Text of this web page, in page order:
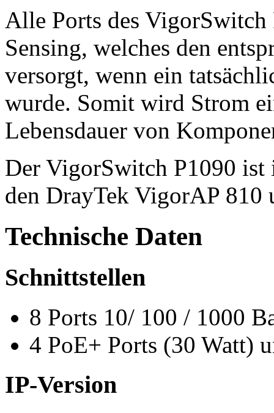
Alle Ports des
Sensing, welches den
versorgt, wenn ein
wurde. Somit wird Strom
Lebensdauer von
Der VigorSwitch P1090 ist
den DrayTek VigorAP 810
Technische Daten
Schnittstellen
8 Ports 10/ 100 / 1000
4 PoE+ Ports (30 Watt)
IP-Version